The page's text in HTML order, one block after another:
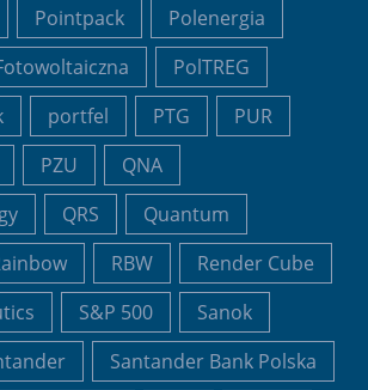
Pointpack
Polenergia
PolTREG
portfel PTG
PUR
PZU
QNA
QRS
Quantum
RBW
Render Cube
S&P 500
Sanok
Santander Bank Polska